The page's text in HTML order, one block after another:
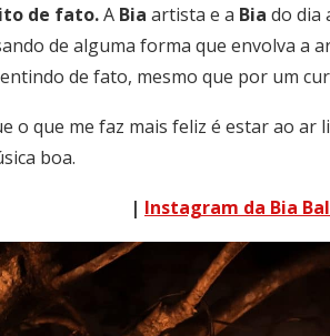
de fato.A Bia artista e a Bia do dia
de alguma forma que envolva a
de fato, mesmo que por um
o que me faz mais feliz é estar ao ar
boa.
| Instagram da Bia